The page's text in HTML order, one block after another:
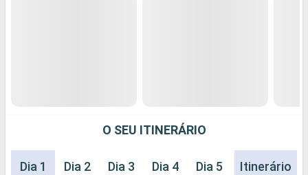
O SEU ITINERÁRIO
Dia 1 Dia 2 Dia 3 Dia 4 Dia 5 Dia 6 Dia
Itinerário